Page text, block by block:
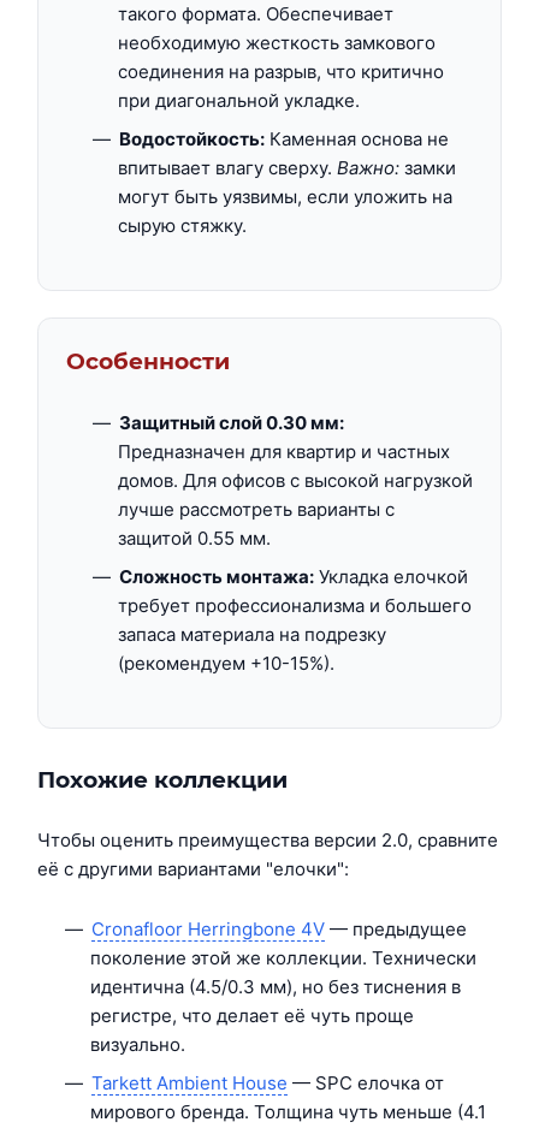
такого формата. Обеспечивает
необходимую жесткость замкового
соединения на разрыв, что критично
при диагональной укладке.
Водостойкость: Каменная основа не
впитывает влагу сверху. Важно: замки
могут быть уязвимы, если уложить на
сырую стяжку.
Особенности
Защитный слой 0.30 мм:
Предназначен для квартир и частных
домов. Для офисов с высокой нагрузкой
лучше рассмотреть варианты с
защитой 0.55 мм.
Сложность монтажа: Укладка елочкой
требует профессионализма и большего
запаса материала на подрезку
(рекомендуем +10-15%).
Похожие коллекции
Чтобы оценить преимущества версии 2.0, сравните
её с другими вариантами "елочки":
Cronafloor Herringbone 4V— предыдущее
поколение этой же коллекции. Технически
идентична (4.5/0.3 мм), но без тиснения в
регистре, что делает её чуть проще
визуально.
Tarkett Ambient House — SPC елочка от
мирового бренда. Толщина чуть меньше (4.1